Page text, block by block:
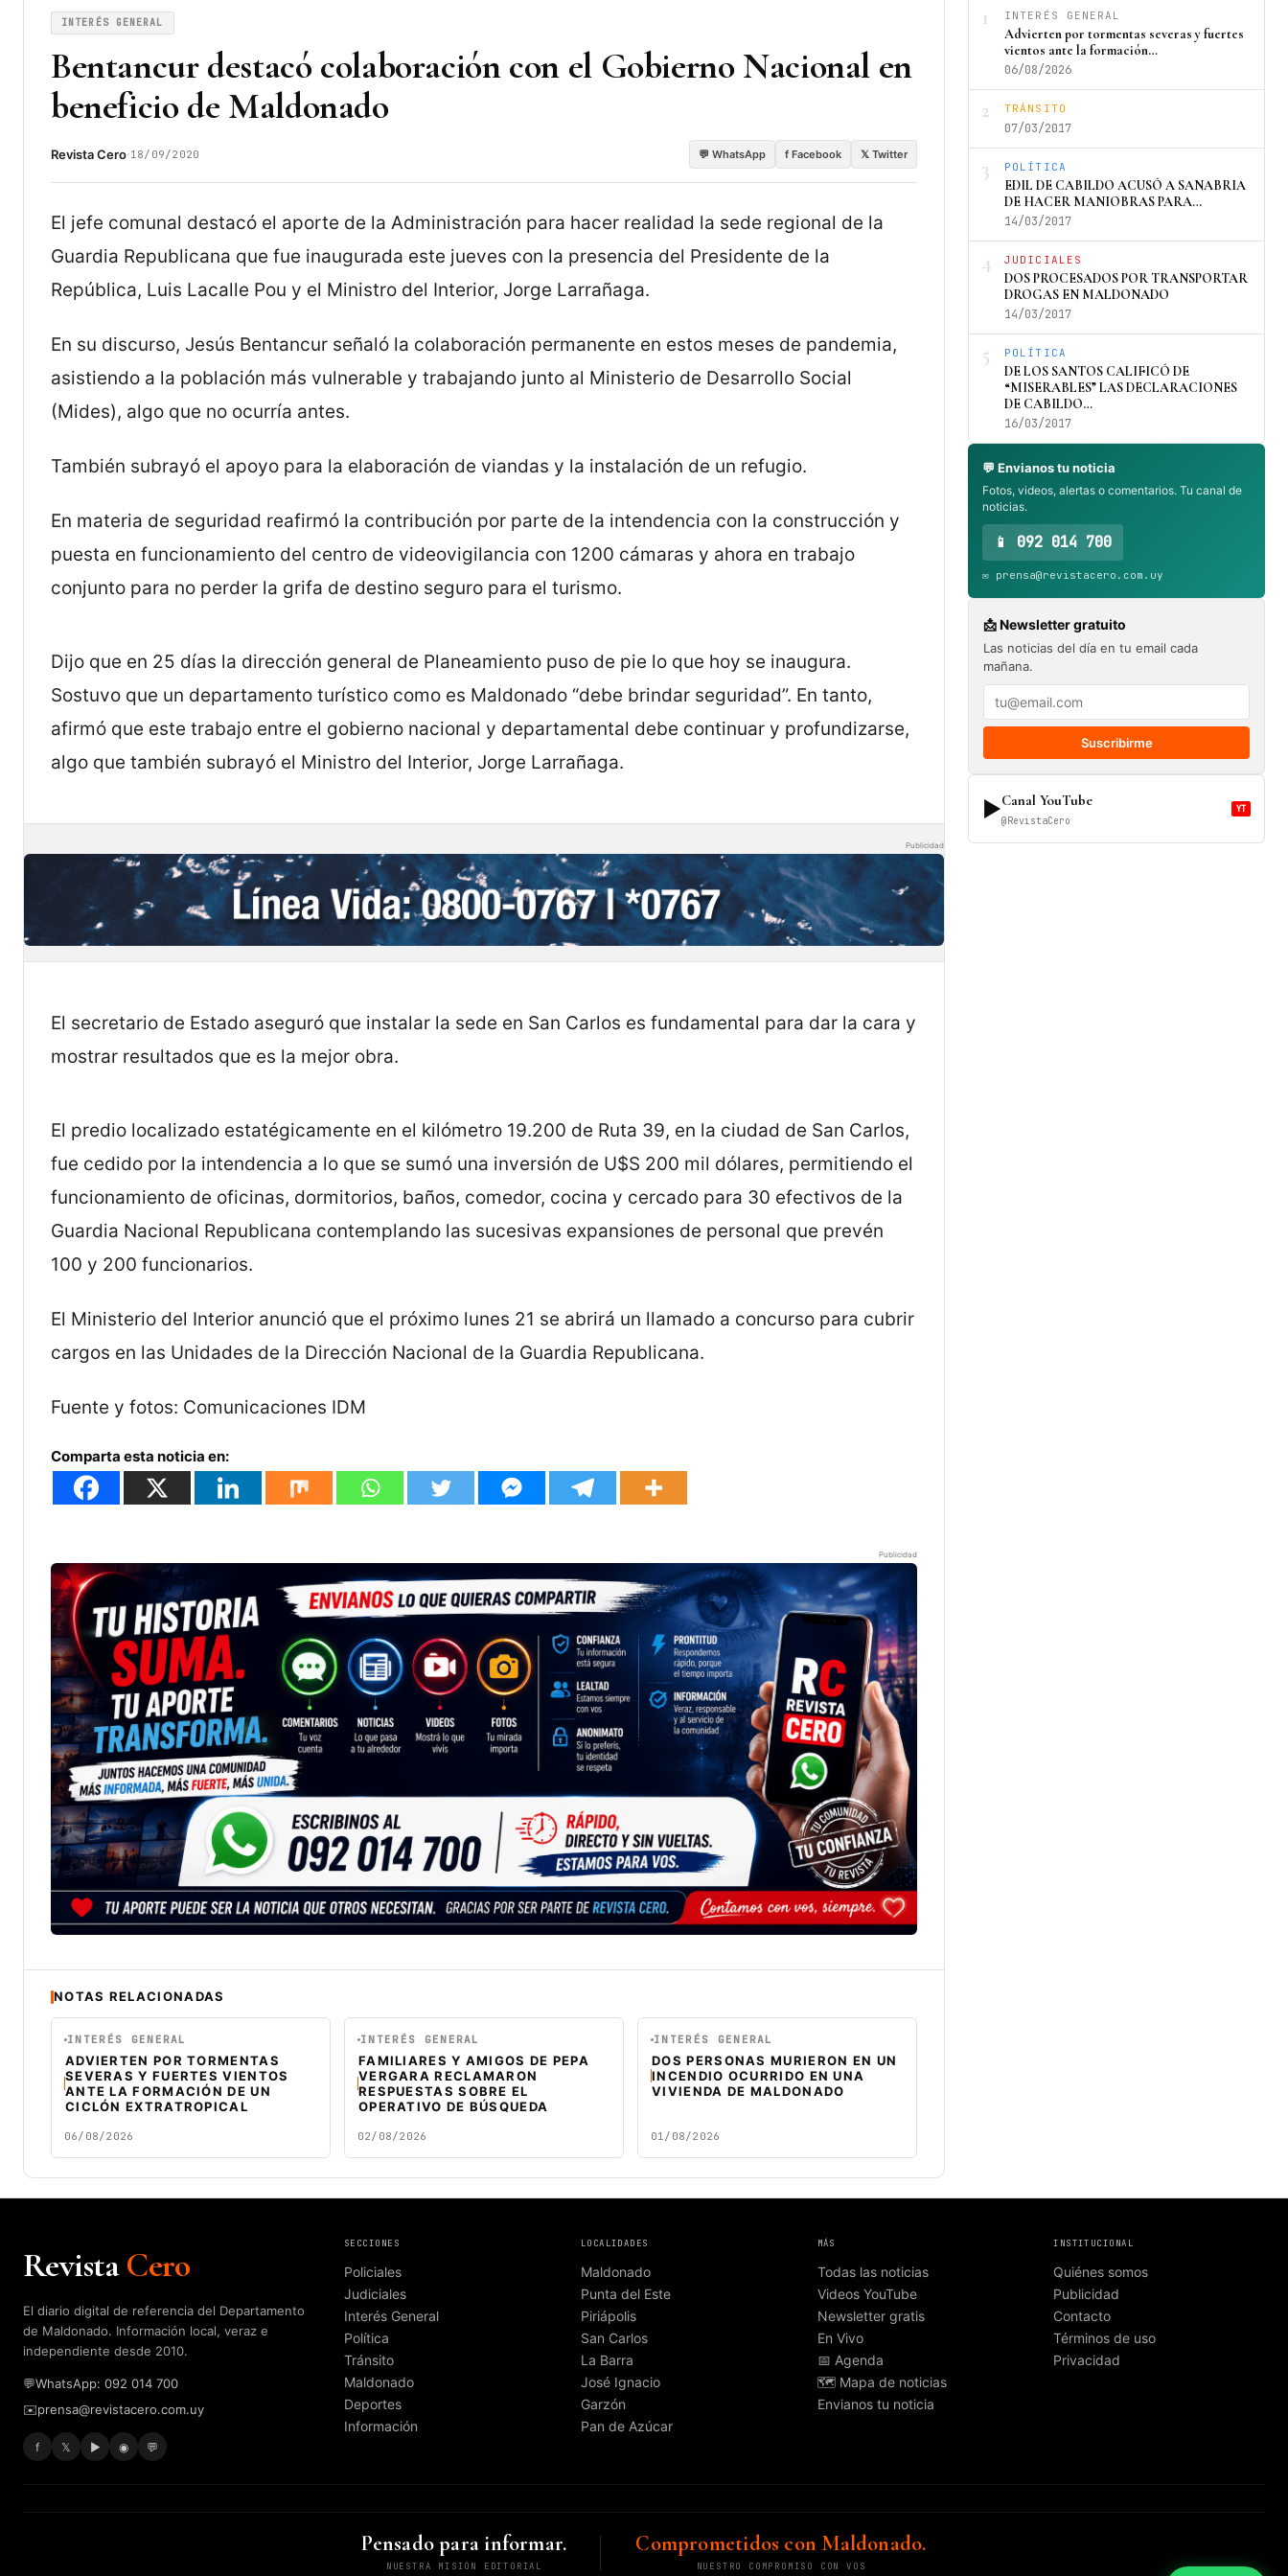
INTERÉS GENERAL
Bentancur destacó colaboración con el Gobierno Nacional en
beneficio de Maldonado
Revista Cero·18/09/2020 💬 WhatsApp f Facebook 𝕏 Twitter
El jefe comunal destacó el aporte de la Administración para hacer realidad la sede regional de la
Guardia Republicana que fue inaugurada este jueves con la presencia del Presidente de la
República, Luis Lacalle Pou y el Ministro del Interior, Jorge Larrañaga.
En su discurso, Jesús Bentancur señaló la colaboración permanente en estos meses de pandemia,
asistiendo a la población más vulnerable y trabajando junto al Ministerio de Desarrollo Social
(Mides), algo que no ocurría antes.
También subrayó el apoyo para la elaboración de viandas y la instalación de un refugio.
En materia de seguridad reafirmó la contribución por parte de la intendencia con la construcción y
puesta en funcionamiento del centro de videovigilancia con 1200 cámaras y ahora en trabajo
conjunto para no perder la grifa de destino seguro para el turismo.
Dijo que en 25 días la dirección general de Planeamiento puso de pie lo que hoy se inaugura.
Sostuvo que un departamento turístico como es Maldonado “debe brindar seguridad”. En tanto,
afirmó que este trabajo entre el gobierno nacional y departamental debe continuar y profundizarse,
algo que también subrayó el Ministro del Interior, Jorge Larrañaga.
Publicidad
El secretario de Estado aseguró que instalar la sede en San Carlos es fundamental para dar la cara y
mostrar resultados que es la mejor obra.
El predio localizado estatégicamente en el kilómetro 19.200 de Ruta 39, en la ciudad de San Carlos,
fue cedido por la intendencia a lo que se sumó una inversión de U$S 200 mil dólares, permitiendo el
funcionamiento de oficinas, dormitorios, baños, comedor, cocina y cercado para 30 efectivos de la
Guardia Nacional Republicana contemplando las sucesivas expansiones de personal que prevén
100 y 200 funcionarios.
El Ministerio del Interior anunció que el próximo lunes 21 se abrirá un llamado a concurso para cubrir
cargos en las Unidades de la Dirección Nacional de la Guardia Republicana.
Fuente y fotos: Comunicaciones IDM
Comparta esta noticia en:
Publicidad
NOTAS RELACIONADAS
INTERÉS GENERAL
ADVIERTEN POR TORMENTAS
SEVERAS Y FUERTES VIENTOS
ANTE LA FORMACIÓN DE UN
CICLÓN EXTRATROPICAL
06/08/2026
INTERÉS GENERAL
FAMILIARES Y AMIGOS DE PEPA
VERGARA RECLAMARON
RESPUESTAS SOBRE EL
OPERATIVO DE BÚSQUEDA
02/08/2026
INTERÉS GENERAL
DOS PERSONAS MURIERON EN UN
INCENDIO OCURRIDO EN UNA
VIVIENDA DE MALDONADO
01/08/2026
1 INTERÉS GENERAL
Advierten por tormentas severas y fuertes
vientos ante la formación…
06/08/2026
2 TRÁNSITO
07/03/2017
3 POLÍTICA
EDIL DE CABILDO ACUSÓ A SANABRIA
DE HACER MANIOBRAS PARA…
14/03/2017
4 JUDICIALES
DOS PROCESADOS POR TRANSPORTAR
DROGAS EN MALDONADO
14/03/2017
5 POLÍTICA
DE LOS SANTOS CALIFICÓ DE
“MISERABLES” LAS DECLARACIONES
DE CABILDO…
16/03/2017
💬 Envianos tu noticia
Fotos, videos, alertas o comentarios. Tu canal de
noticias.
📱 092 014 700
✉️ prensa@revistacero.com.uy
📩 Newsletter gratuito
Las noticias del día en tu email cada
mañana.
Suscribirme
▶Canal YouTube
@RevistaCero
YT
RevistaCero
El diario digital de referencia del Departamento
de Maldonado. Información local, veraz e
independiente desde 2010.
💬WhatsApp: 092 014 700
✉️prensa@revistacero.com.uy
f 𝕏 ▶ ◉ 💬
SECCIONES
Policiales
Judiciales
Interés General
Política
Tránsito
Maldonado
Deportes
Información
LOCALIDADES
Maldonado
Punta del Este
Piriápolis
San Carlos
La Barra
José Ignacio
Garzón
Pan de Azúcar
MÁS
Todas las noticias
Videos YouTube
Newsletter gratis
En Vivo
📅 Agenda
🗺️ Mapa de noticias
Envianos tu noticia
INSTITUCIONAL
Quiénes somos
Publicidad
Contacto
Términos de uso
Privacidad
Pensado para informar.
NUESTRA MISIÓN EDITORIAL
Comprometidos con Maldonado.
NUESTRO COMPROMISO CON VOS